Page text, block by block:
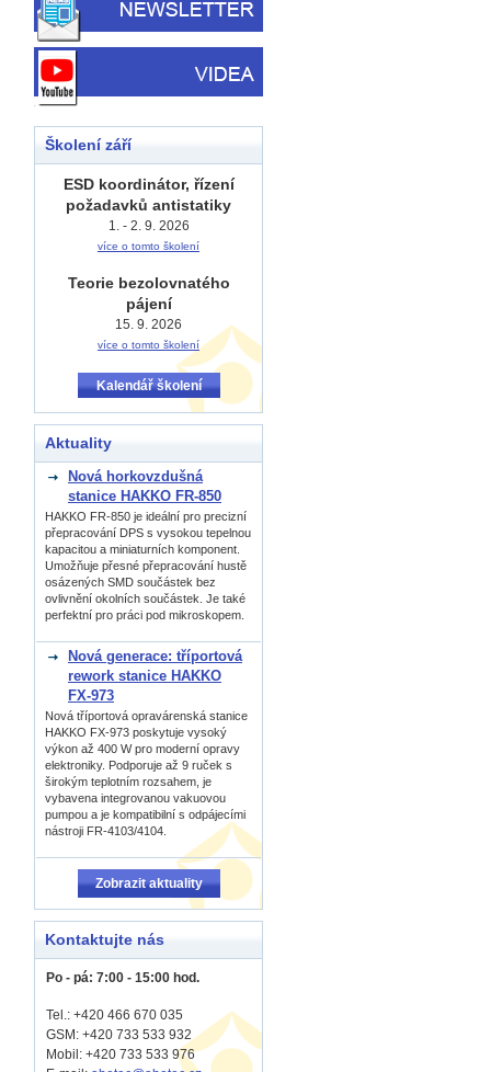
Školení září
ESD koordinátor, řízení
požadavků antistatiky
1. - 2. 9. 2026
více o tomto školení
Teorie bezolovnatého
pájení
15. 9. 2026
více o tomto školení
Kalendář školení
Aktuality
Nová horkovzdušná
stanice HAKKO FR-850
HAKKO FR-850 je ideální pro precizní
přepracování DPS s vysokou tepelnou
kapacitou a miniaturních komponent.
Umožňuje přesné přepracování hustě
osázených SMD součástek bez
ovlivnění okolních součástek. Je také
perfektní pro práci pod mikroskopem.
Nová generace: tříportová
rework stanice HAKKO
FX-973
Nová tříportová opravárenská stanice
HAKKO FX-973 poskytuje vysoký
výkon až 400 W pro moderní opravy
elektroniky. Podporuje až 9 ruček s
širokým teplotním rozsahem, je
vybavena integrovanou vakuovou
pumpou a je kompatibilní s odpájecími
nástroji FR-4103/4104.
Zobrazit aktuality
Kontaktujte nás
Po - pá: 7:00 - 15:00 hod.
Tel.: +420 466 670 035
GSM: +420 733 533 932
Mobil: +420 733 533 976